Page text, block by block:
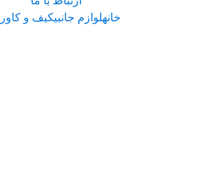
خانهلوازم جانبیکیف و کاور